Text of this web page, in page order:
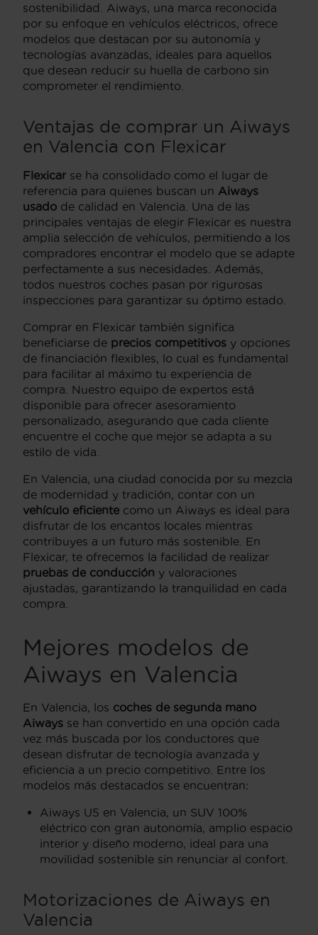
sostenibilidad. Aiways, una marca reconocida
por su enfoque en vehículos eléctricos, ofrece
modelos que destacan por su autonomía y
tecnologías avanzadas, ideales para aquellos
que desean reducir su huella de carbono sin
comprometer el rendimiento.
Ventajas de comprar un Aiways
en Valencia con Flexicar
Flexicarse ha consolidado como el lugar de
referencia para quienes buscan un Aiways
usado de calidad en Valencia. Una de las
principales ventajas de elegir Flexicar es nuestra
amplia selección de vehículos, permitiendo a los
compradores encontrar el modelo que se adapte
perfectamente a sus necesidades. Además,
todos nuestros coches pasan por rigurosas
inspecciones para garantizar su óptimo estado.
Comprar en Flexicar también significa
beneficiarse de precios competitivos y opciones
de financiación flexibles, lo cual es fundamental
para facilitar al máximo tu experiencia de
compra. Nuestro equipo de expertos está
disponible para ofrecer asesoramiento
personalizado, asegurando que cada cliente
encuentre el coche que mejor se adapta a su
estilo de vida.
En Valencia, una ciudad conocida por su mezcla
de modernidad y tradición, contar con un
vehículo eficiente como un Aiways es ideal para
disfrutar de los encantos locales mientras
contribuyes a un futuro más sostenible. En
Flexicar, te ofrecemos la facilidad de realizar
pruebas de conducción y valoraciones
ajustadas, garantizando la tranquilidad en cada
compra.
Mejores modelos de
Aiways en Valencia
En Valencia, los coches de segunda mano
Aiways se han convertido en una opción cada
vez más buscada por los conductores que
desean disfrutar de tecnología avanzada y
eficiencia a un precio competitivo. Entre los
modelos más destacados se encuentran:
Aiways U5 en Valencia, un SUV 100%
eléctrico con gran autonomía, amplio espacio
interior y diseño moderno, ideal para una
movilidad sostenible sin renunciar al confort.
Motorizaciones de Aiways en
Valencia